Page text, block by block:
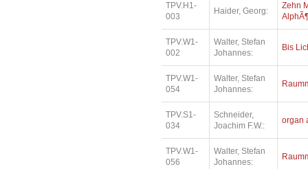
TPV.H1-
003
Haider, Georg:
Zehn
TPV.W1-
002
Walter, Stefan
Johannes:
Bis
TPV.W1-
054
Walter, Stefan
Johannes:
TPV.S1-
034
Schneider,
Joachim F.W.:
organ
TPV.W1-
056
Walter, Stefan
Johannes: